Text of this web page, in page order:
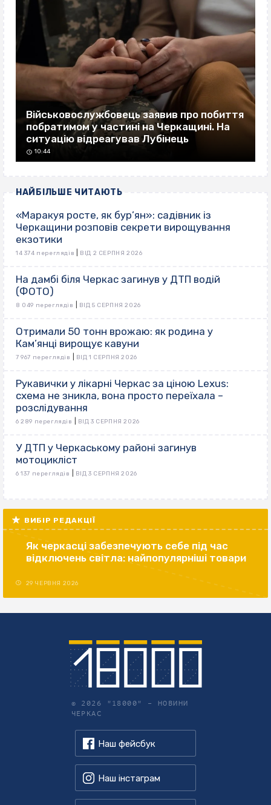
Військовослужбовець заявив про побиття
побратимом у частині на Черкащині. На
ситуацію відреагував Лубінець
10:44
НАЙБІЛЬШЕ ЧИТАЮТЬ
«Маракуя росте, як бур’ян»: садівник із
Черкащини розповів секрети вирощування
екзотики
14 374 переглядів ВІД 2 СЕРПНЯ 2026
На дамбі біля Черкас загинув у ДТП водій
(ФОТО)
8 049 переглядів ВІД 5 СЕРПНЯ 2026
Отримали 50 тонн врожаю: як родина у
Кам’янці вирощує кавуни
7 967 переглядів ВІД 1 СЕРПНЯ 2026
Рукавички у лікарні Черкас за ціною Lexus:
схема не зникла, вона просто переїхала –
розслідування
6 289 переглядів ВІД 3 СЕРПНЯ 2026
У ДТП у Черкаському районі загинув
мотоцикліст
6 137 переглядів ВІД 3 СЕРПНЯ 2026
ВИБІР РЕДАКЦІЇ
Як черкасці забезпечують себе під час
відключень світла: найпопулярніші товари
29 ЧЕРВНЯ 2026
© 2026 "18000" – НОВИНИ
ЧЕРКАС
Наш фейсбук
Наш інстаграм